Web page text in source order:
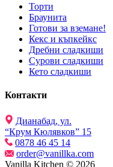
Торти
Браунита
Готови за вземане!
Кекс и къпкейкс
Дребни сладкиши
Сурови сладкиши
Кето сладкиши
Контакти
Дианабад, ул.
“Крум Кюлявков” 15
0878 46 45 14
order@vanillka.com
Vanilla Kitchen © 2026